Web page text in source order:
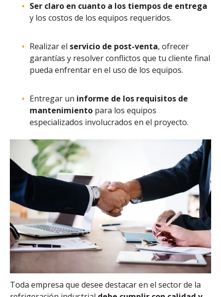
Ser claro en cuanto a los tiempos de entrega
y los costos de los equipos requeridos.
Realizar el servicio de post-venta, ofrecer
garantías y resolver conflictos que tu cliente final
pueda enfrentar en el uso de los equipos.
Entregar un informe de los requisitos de
mantenimiento para los equipos
especializados involucrados en el proyecto.
Toda empresa que desee destacar en el sector de la